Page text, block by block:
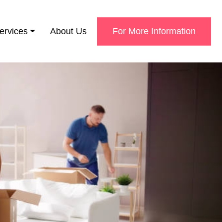
About Us For More Information